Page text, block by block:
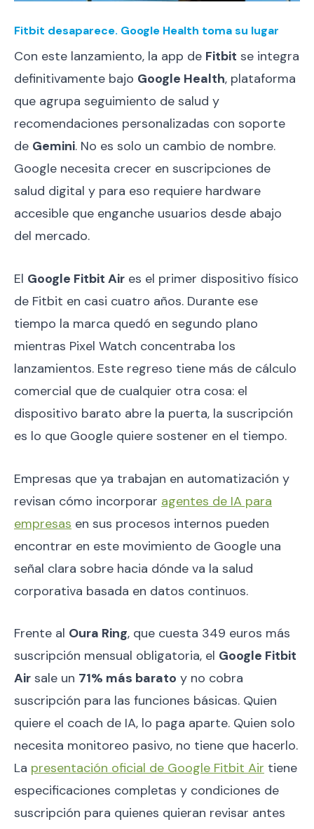
Fitbit desaparece. Google Health toma su lugar
Con este lanzamiento, la app de Fitbit se integra
definitivamente bajo Google Health, plataforma
que agrupa seguimiento de salud y
recomendaciones personalizadas con soporte
de Gemini. No es solo un cambio de nombre.
Google necesita crecer en suscripciones de
salud digital y para eso requiere hardware
accesible que enganche usuarios desde abajo
del mercado.
El Google Fitbit Air es el primer dispositivo físico
de Fitbit en casi cuatro años. Durante ese
tiempo la marca quedó en segundo plano
mientras Pixel Watch concentraba los
lanzamientos. Este regreso tiene más de cálculo
comercial que de cualquier otra cosa: el
dispositivo barato abre la puerta, la suscripción
es lo que Google quiere sostener en el tiempo.
Empresas que ya trabajan en automatización y
revisan cómo incorporar agentes de IA para
empresas en sus procesos internos pueden
encontrar en este movimiento de Google una
señal clara sobre hacia dónde va la salud
corporativa basada en datos continuos.
Frente al Oura Ring, que cuesta 349 euros más
suscripción mensual obligatoria, el Google Fitbit
Air sale un 71% más barato y no cobra
suscripción para las funciones básicas. Quien
quiere el coach de IA, lo paga aparte. Quien solo
necesita monitoreo pasivo, no tiene que hacerlo.
La presentación oficial de Google Fitbit Air tiene
especificaciones completas y condiciones de
suscripción para quienes quieran revisar antes